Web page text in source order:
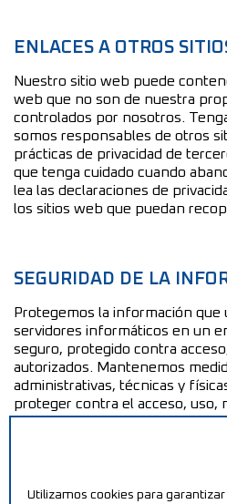
ENLACES A OTROS
Nuestro sitio web puede
web que no son de nuestra
controlados por nosotros.
somos responsables de otros
prácticas de privacidad de
que tenga cuidado cuando
lea las declaraciones de
los sitios web que puedan
SEGURIDAD DE LA
Protegemos la información
servidores informáticos en un
seguro, protegido contra
autorizados. Mantenemos
administrativas, técnicas y
proteger contra el acceso, uso,
no autorizados de datos
transmisión de datos a través
Utilizamos cookies para